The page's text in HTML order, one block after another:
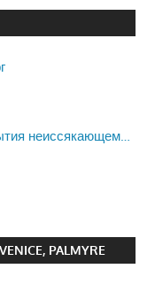
неиссякающем…
PALMYRE